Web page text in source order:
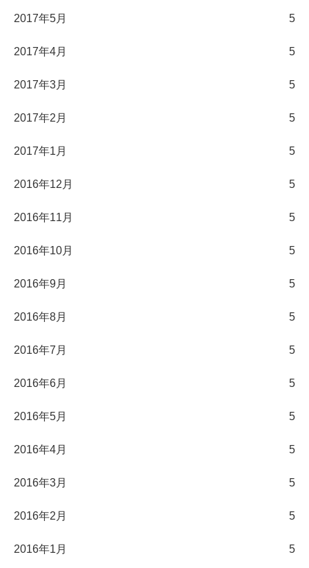
2017年5月 5
2017年4月 5
2017年3月 5
2017年2月 5
2017年1月 5
2016年12月 5
2016年11月 5
2016年10月 5
2016年9月 5
2016年8月 5
2016年7月 5
2016年6月 5
2016年5月 5
2016年4月 5
2016年3月 5
2016年2月 5
2016年1月 5